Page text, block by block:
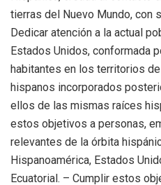
tierras del Nuevo Mundo, con
Dedicar atención a la actual
Estados Unidos, conformada
habitantes en los territorios de
hispanos incorporados
ellos de las mismas raíces
estos objetivos a personas,
relevantes de la órbita
Hispanoamérica, Estados
Ecuatorial. – Cumplir estos